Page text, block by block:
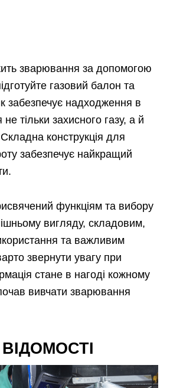
зварювання за допомогою
газовий балон та
забезпечує надходження в
тільки захисного газу, а й
конструкція для
забезпечує найкращий
функціям та вибору
вигляду, складовим,
та важливим
звернути увагу при
стане в нагоді кожному
вивчати зварювання